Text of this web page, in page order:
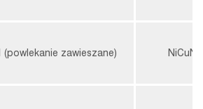
(powlekanie zawieszane) NiCuNi